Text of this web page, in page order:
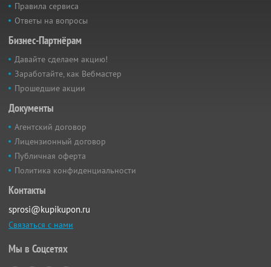
Правила сервиса
Ответы на вопросы
Бизнес-Партнёрам
Давайте сделаем акцию!
Заработайте, как Вебмастер
Прошедшие акции
Документы
Агентский договор
Лицензионный договор
Публичная оферта
Политика конфиденциальности
Контакты
sprosi@kupikupon.ru
Связаться с нами
Мы в Соцсетях